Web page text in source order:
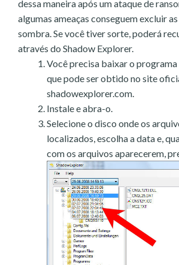
dessa maneira após um ataque de
algumas ameaças conseguem excluir
sombra. Se você tiver sorte, poderá
através do Shadow Explorer.
Você precisa baixar o programa
que pode ser obtido no site
shadowexplorer.com.
Instale e abra-o.
Selecione o disco onde os
localizados, escolha a data e,
com os arquivos aparecerem,